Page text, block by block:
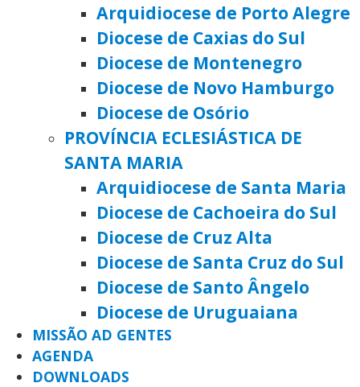
Arquidiocese de Porto Alegre
Diocese de Caxias do Sul
Diocese de Montenegro
Diocese de Novo Hamburgo
Diocese de Osório
PROVÍNCIA ECLESIÁSTICA DE
SANTA MARIA
Arquidiocese de Santa Maria
Diocese de Cachoeira do Sul
Diocese de Cruz Alta
Diocese de Santa Cruz do Sul
Diocese de Santo Ângelo
Diocese de Uruguaiana
MISSÃO AD GENTES
AGENDA
DOWNLOADS